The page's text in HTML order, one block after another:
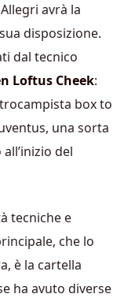
avrà la
disposizione.
dal tecnico
Loftus Cheek:
box to
una sorta
del
tecniche e
che lo
è la cartella
ha avuto diverse